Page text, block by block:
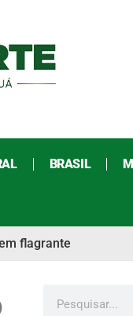
BRASIL
flagrante